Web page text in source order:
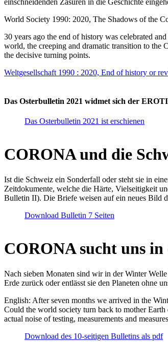
einschneidenden Zäsuren in die Geschichte
World Society 1990: 2020, The Shadows of the
30 years ago the end of history was celebrated
world, the creeping and dramatic transition to the
the decisive turning points.
Weltgesellschaft 1990 : 2020, End of history or
Das Osterbulletin 2021 widmet sich der
Das Osterbulletin 2021 ist erschienen
CORONA und die
Ist die Schweiz ein Sonderfall oder steht sie in
Zeitdokumente, welche die Härte, Vielseitigkeit
Bulletin II). Die Briefe weisen auf ein neues Bild
Download Bulletin 7 Seiten
CORONA sucht uns in
Nach sieben Monaten sind wir in der Winter
Erde zurück oder entlässt sie den Planeten ohne
English: After seven months we arrived in the
Could the world society turn back to mother Earth
actual noise of testing, measurements and
Download des 10-seitigen Bulletins als pdf